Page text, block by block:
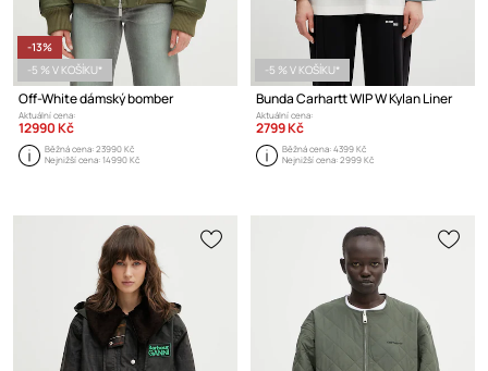
-13%
-5 % V KOŠÍKU*
Off-White dámský bomber
Aktuální cena:
12990 Kč
Běžná cena:23990 Kč
Nejnižší cena:14990 Kč
-5 % V KOŠÍKU*
Bunda Carhartt WIP W Kylan Liner
Aktuální cena:
2799 Kč
Běžná cena:4399 Kč
Nejnižší cena:2999 Kč